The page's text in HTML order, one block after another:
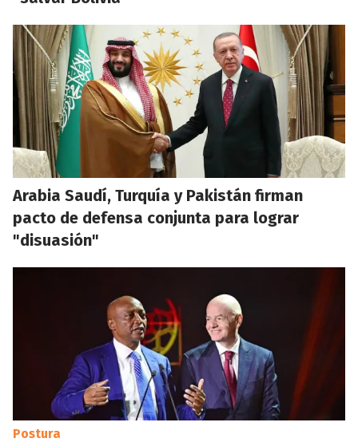
Arabia Saudí, Turquía y Pakistán firman
pacto de defensa conjunta para lograr
"disuasión"
Postura